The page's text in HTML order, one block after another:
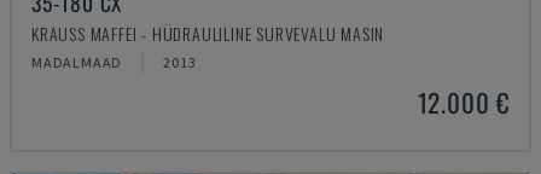
KRAUSS MAFFEI - HÜDRAULILINE SURVEVALU MASIN
MADALMAAD 2013
12.000 €